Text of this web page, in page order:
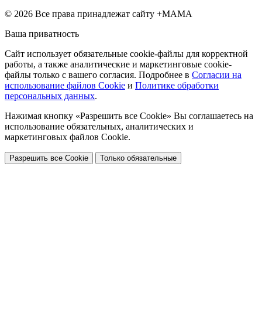
© 2026 Все права принадлежат сайту +МАМА
Ваша приватность
Сайт использует обязательные cookie-файлы для корректной
работы, а также аналитические и маркетинговые cookie-
файлы только с вашего согласия. Подробнее в Согласии на
использование файлов Cookie и Политике обработки
персональных данных.
Нажимая кнопку «Разрешить все Cookie» Вы соглашаетесь на
использование обязательных, аналитических и
маркетинговых файлов Cookie.
Разрешить все Cookie Только обязательные